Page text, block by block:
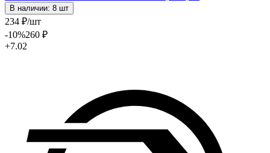
В наличии: 8 шт
234 ₽/шт
-10%260 ₽
+7.02